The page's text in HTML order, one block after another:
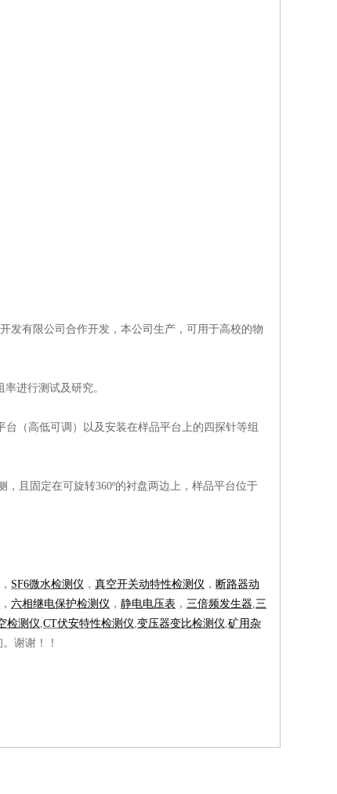
发有限公司合作开发，本公司生产，可用于高校的物
进行测试及研究。
台（高低可调）以及安装在样品平台上的四探针等组
且固定在可旋转360º的衬盘两边上，样品平台位于
， SF6微水检测仪 ， 真空开关动特性检测仪 ， 断路器动
， 六相继电保护检测仪 ， 静电电压表 ， 三倍频发生器,三
检测仪,CT伏安特性检测仪,变压器变比检测仪,矿用杂
谢谢！！